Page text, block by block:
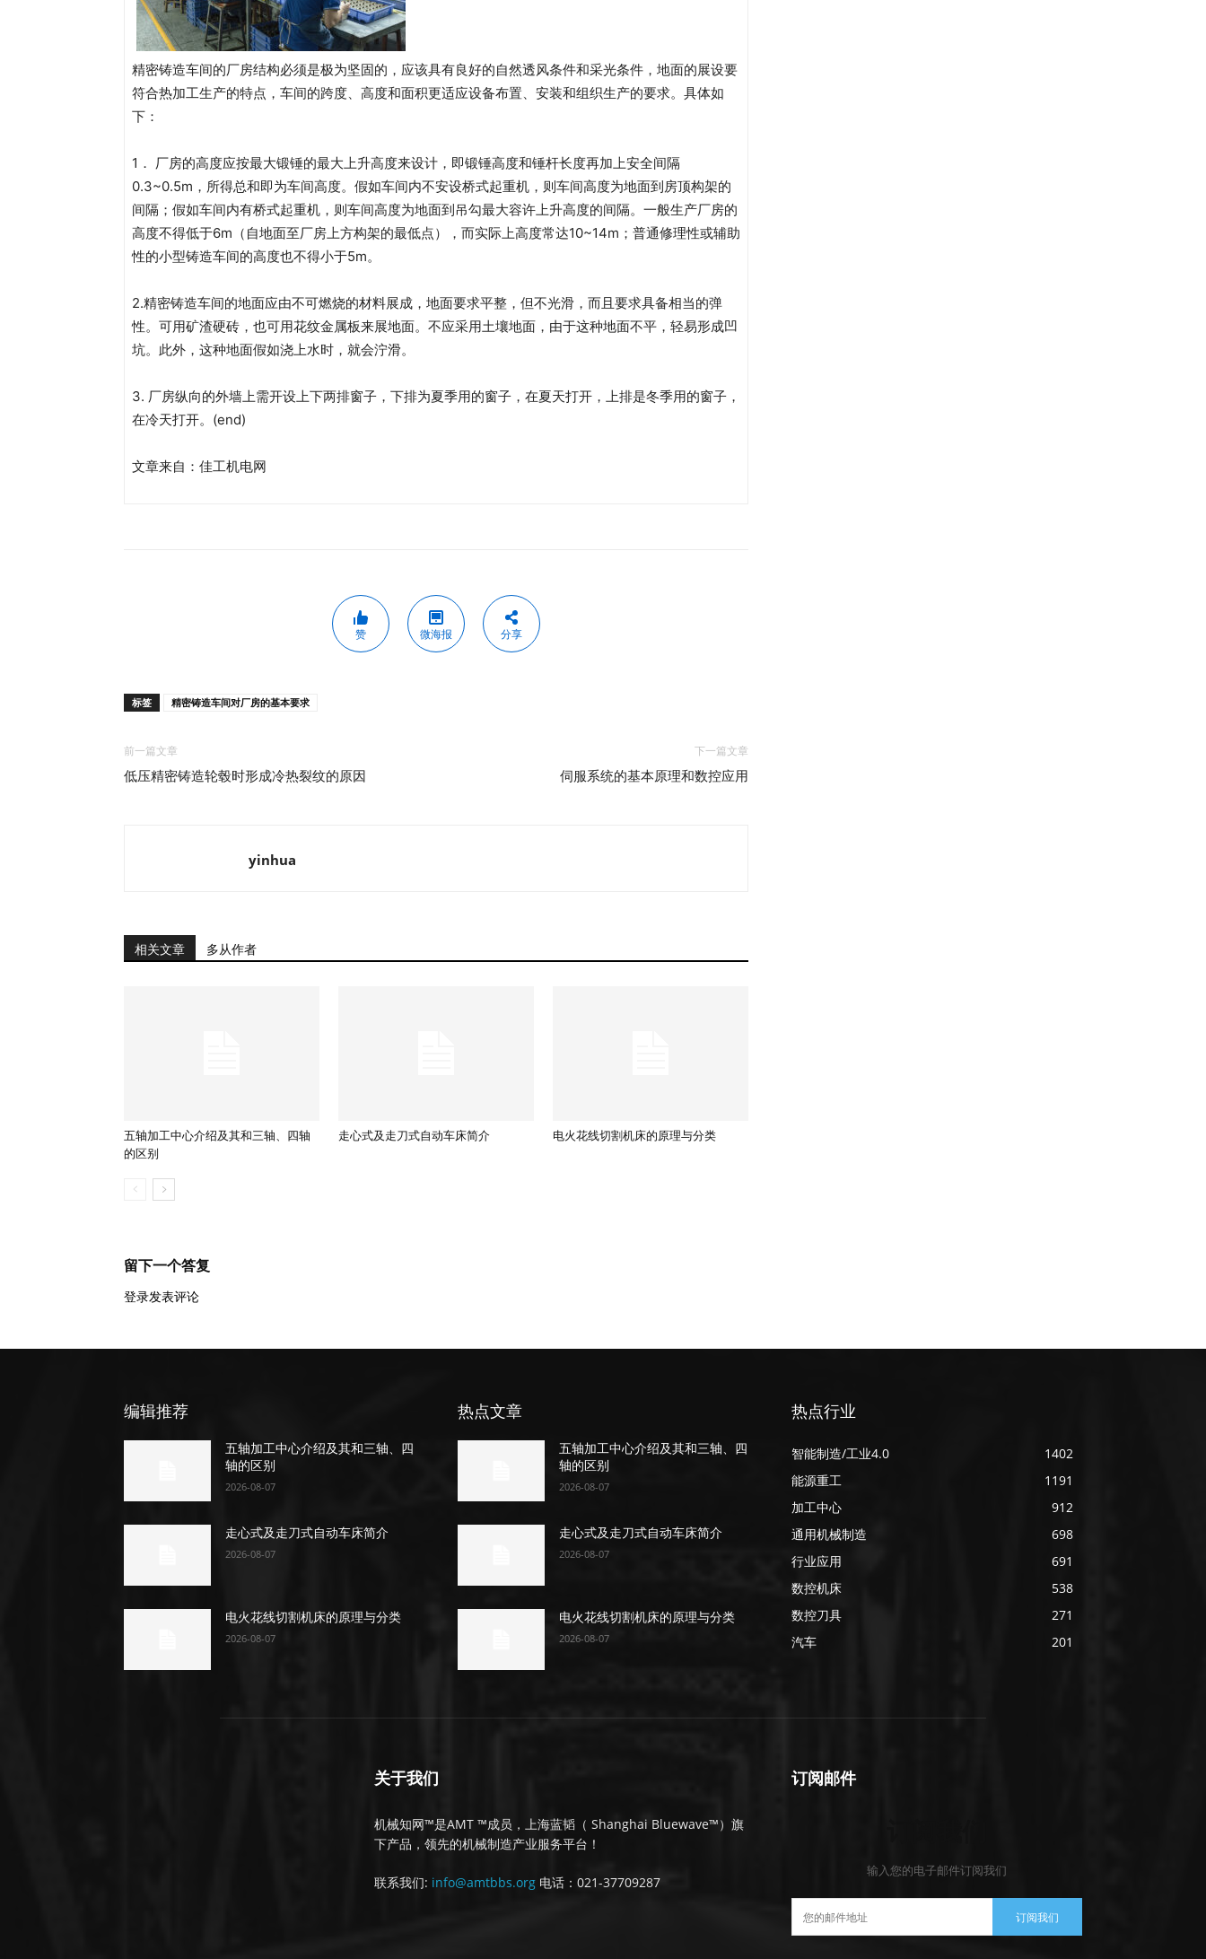
精密铸造车间的厂房结构必须是极为坚固的，应该具有良好的自然透风条件和采光条件，地面的展设要
符合热加工生产的特点，车间的跨度、高度和面积更适应设备布置、安装和组织生产的要求。具体如
下：
1． 厂房的高度应按最大锻锤的最大上升高度来设计，即锻锤高度和锤杆长度再加上安全间隔
0.3~0.5m，所得总和即为车间高度。假如车间内不安设桥式起重机，则车间高度为地面到房顶构架的
间隔；假如车间内有桥式起重机，则车间高度为地面到吊勾最大容许上升高度的间隔。一般生产厂房的
高度不得低于6m（自地面至厂房上方构架的最低点），而实际上高度常达10~14m；普通修理性或辅助
性的小型铸造车间的高度也不得小于5m。
2.精密铸造车间的地面应由不可燃烧的材料展成，地面要求平整，但不光滑，而且要求具备相当的弹
性。可用矿渣硬砖，也可用花纹金属板来展地面。不应采用土壤地面，由于这种地面不平，轻易形成凹
坑。此外，这种地面假如浇上水时，就会泞滑。
3. 厂房纵向的外墙上需开设上下两排窗子，下排为夏季用的窗子，在夏天打开，上排是冬季用的窗子，
在冷天打开。(end)
文章来自：佳工机电网
赞 微海报 分享
标签 精密铸造车间对厂房的基本要求
前一篇文章
低压精密铸造轮毂时形成冷热裂纹的原因
下一篇文章
伺服系统的基本原理和数控应用
yinhua
相关文章 多从作者
五轴加工中心介绍及其和三轴、四轴
的区别
走心式及走刀式自动车床简介 电火花线切割机床的原理与分类
留下一个答复
登录发表评论
编辑推荐
五轴加工中心介绍及其和三轴、四
轴的区别
2026-08-07
走心式及走刀式自动车床简介
2026-08-07
电火花线切割机床的原理与分类
2026-08-07
热点文章
五轴加工中心介绍及其和三轴、四
轴的区别
2026-08-07
走心式及走刀式自动车床简介
2026-08-07
电火花线切割机床的原理与分类
2026-08-07
热点行业
智能制造/工业4.0
1402
能源重工
1191
加工中心
912
通用机械制造
698
行业应用
691
数控机床
538
数控刀具
271
汽车
201
关于我们
机械知网™是AMT ™成员，上海蓝韬（ Shanghai Bluewave™）旗
下产品，领先的机械制造产业服务平台！
联系我们: info@amtbbs.org 电话：021-37709287
订阅邮件
输入您的电子邮件订阅我们
订阅我们